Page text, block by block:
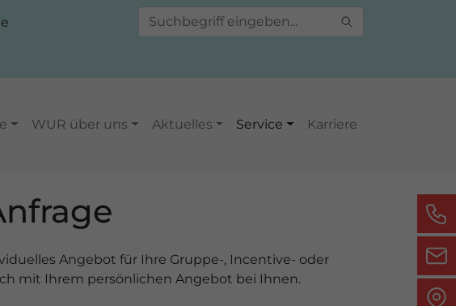
WUR über uns Aktuelles Service Karriere
Angebot für Ihre Gruppe-, Incentive- oder
mit Ihrem persönlichen Angebot bei Ihnen.